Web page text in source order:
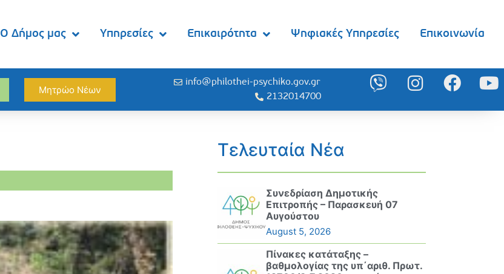
Ο Δήμος μας Υπηρεσίες Επικαιρότητα Ψηφιακές Υπηρεσίες Επικοινωνία
Μητρώο Νέων
info@philothei-psychiko.gov.gr
2132014700
Τελευταία Νέα
Συνεδρίαση Δημοτικής
Επιτροπής – Παρασκευή 07
Αυγούστου
August 5, 2026
Πίνακες κατάταξης –
βαθμολογίας της υπ΄αριθ. Πρωτ.